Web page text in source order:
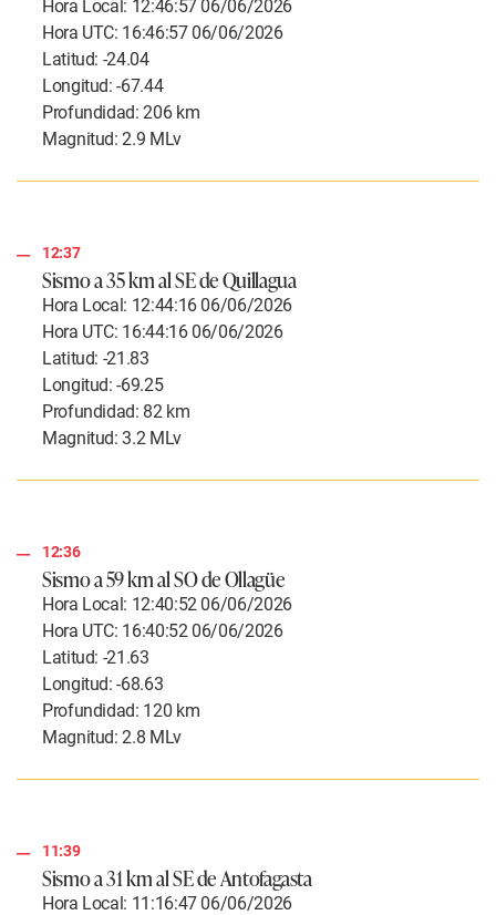
Hora Local: 12:46:57 06/06/2026
Hora UTC: 16:46:57 06/06/2026
Latitud: -24.04
Longitud: -67.44
Profundidad: 206 km
Magnitud: 2.9 MLv
12:37
Sismo a 35 km al SE de Quillagua
Hora Local: 12:44:16 06/06/2026
Hora UTC: 16:44:16 06/06/2026
Latitud: -21.83
Longitud: -69.25
Profundidad: 82 km
Magnitud: 3.2 MLv
12:36
Sismo a 59 km al SO de Ollagüe
Hora Local: 12:40:52 06/06/2026
Hora UTC: 16:40:52 06/06/2026
Latitud: -21.63
Longitud: -68.63
Profundidad: 120 km
Magnitud: 2.8 MLv
11:39
Sismo a 31 km al SE de Antofagasta
Hora Local: 11:16:47 06/06/2026